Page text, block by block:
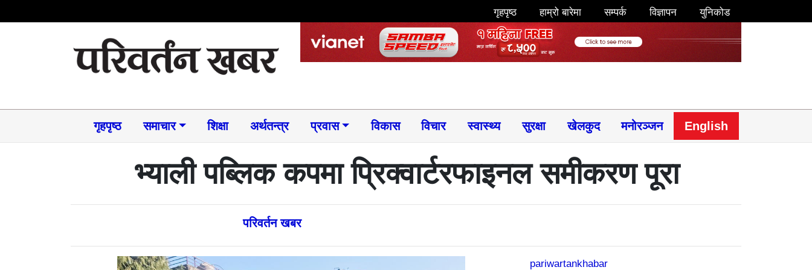
गृहपृष्ठ हाम्रो बारेमा सम्पर्क विज्ञापन युनिकोड
गृहपृष्ठ समाचार​ शिक्षा अर्थतन्त्र प्रवास विकास विचार स्वास्थ्य सुरक्षा खेलकुद मनोरञ्जन English
भ्याली पब्लिक कपमा प्रिक्वार्टरफाइनल समीकरण पूरा
परिवर्तन खबर
pariwartankhabar